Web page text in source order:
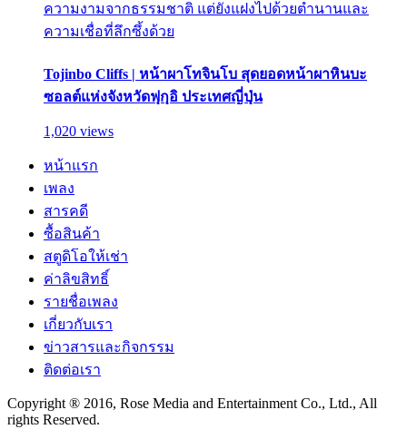
ความงามจากธรรมชาติ แต่ยังแฝงไปด้วยตำนานและ
ความเชื่อที่ลึกซึ้งด้วย
Tojinbo Cliffs | หน้าผาโทจินโบ สุดยอดหน้าผาหินบะ
ซอลต์แห่งจังหวัดฟุกุอิ ประเทศญี่ปุ่น
1,020 views
หน้าแรก
เพลง
สารคดี
ซื้อสินค้า
สตูดิโอให้เช่า
ค่าลิขสิทธิ์
รายชื่อเพลง
เกี่ยวกับเรา
ข่าวสารและกิจกรรม
ติดต่อเรา
Copyright ® 2016, Rose Media and Entertainment Co., Ltd., All
rights Reserved.